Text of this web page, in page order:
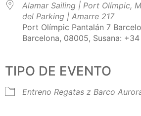
Alamar Sailing | Port Olímpic,
del Parking | Amarre 217
Port Olímpic Pantalán 7
Barcelona, 08005, Susana:
TIPO DE EVENTO
Entreno Regatas z Barco